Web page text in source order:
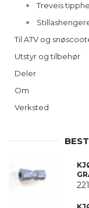
Treveis
Til ATV og
Utstyr og tilbehør
Deler
Om
Verksted